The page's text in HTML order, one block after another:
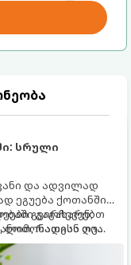
სრული
და ადვილად
ეგუება ქოთანში
გვირჩევენ,
რადგან ღია
ძალიან
ავიწროებს.
გაგახარებთ
ლიმონათისა თუ